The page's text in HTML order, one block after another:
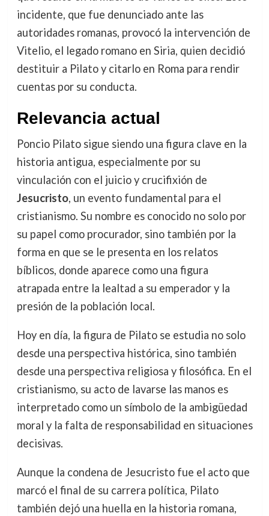
incidente, que fue denunciado ante las
autoridades romanas, provocó la intervención de
Vitelio, el legado romano en Siria, quien decidió
destituir a Pilato y citarlo en Roma para rendir
cuentas por su conducta.
Relevancia actual
Poncio Pilato sigue siendo una figura clave en la
historia antigua, especialmente por su
vinculación con el juicio y crucifixión de
Jesucristo, un evento fundamental para el
cristianismo. Su nombre es conocido no solo por
su papel como procurador, sino también por la
forma en que se le presenta en los relatos
bíblicos, donde aparece como una figura
atrapada entre la lealtad a su emperador y la
presión de la población local.
Hoy en día, la figura de Pilato se estudia no solo
desde una perspectiva histórica, sino también
desde una perspectiva religiosa y filosófica. En el
cristianismo, su acto de lavarse las manos es
interpretado como un símbolo de la ambigüedad
moral y la falta de responsabilidad en situaciones
decisivas.
Aunque la condena de Jesucristo fue el acto que
marcó el final de su carrera política, Pilato
también dejó una huella en la historia romana,